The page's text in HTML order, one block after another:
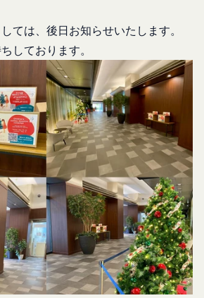
ては、後日お知らせいたします。
しております。
供する第三者、または、当社のマ
ポートを行う第三者に対して、お
ることがあります。
の連携のための共有
、Googleアカウント、Twitter
ビスとの連携または外部サービス
あたり、当該外部サービス運営会
提供することがあります。
外において、法律、規則、法的手
しくは政府機関からの要求により、
報の全部または一部を開示すること
があります。
保障、法の執行またはその他の交
必要または適切であると判断した
の全部または一部を公開すること
、本サービスの会員登録ページか
方法に従い、会員登録を希望する
とします。当社に対して会員登録の
た場合には、登録手続きにおいて
た本人が当該申し込みを行ったも
を申請した者が以下の各号のいず
する場合は、登録を拒否すること
た登録情報の全部又は一部につ
又は記載漏れがあった場合
者が、本サービス又は当社が提供
ービスの利用に際して、過去に
等の利用停止措置を受けたこと
現在受けている場合